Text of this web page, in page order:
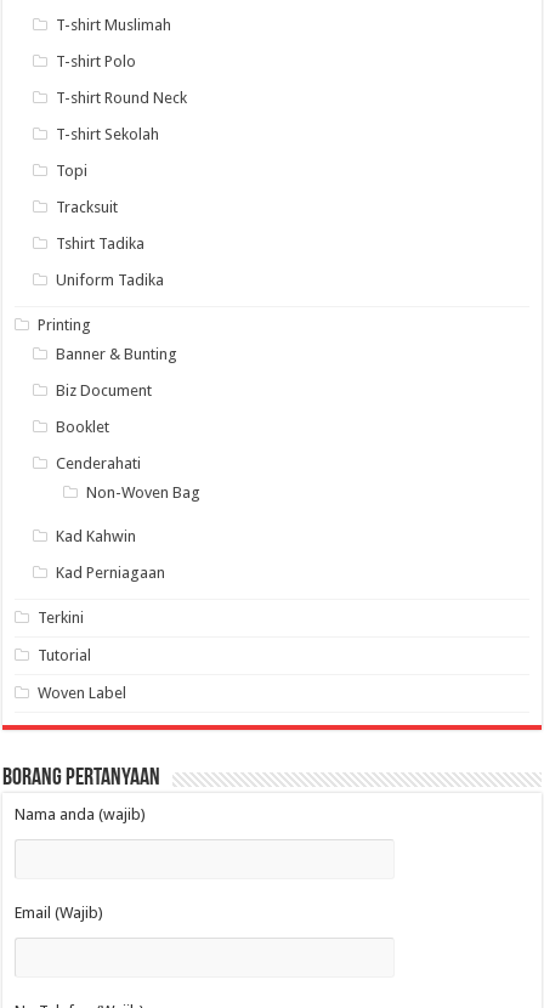
T-shirt Muslimah
T-shirt Polo
T-shirt Round Neck
T-shirt Sekolah
Topi
Tracksuit
Tshirt Tadika
Uniform Tadika
Printing
Banner & Bunting
Biz Document
Booklet
Cenderahati
Non-Woven Bag
Kad Kahwin
Kad Perniagaan
Terkini
Tutorial
Woven Label
Borang Pertanyaan
Nama anda (wajib)
Email (Wajib)